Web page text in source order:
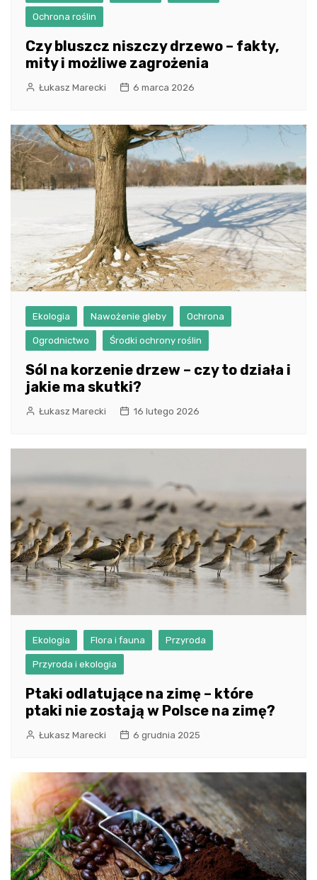
Ochrona roślin
Czy bluszcz niszczy drzewo – fakty,
mity i możliwe zagrożenia
Łukasz Marecki 6 marca 2026
Ekologia Nawożenie gleby Ochrona
Ogrodnictwo Środki ochrony roślin
Sól na korzenie drzew – czy to działa i
jakie ma skutki?
Łukasz Marecki 16 lutego 2026
Ekologia Flora i fauna Przyroda
Przyroda i ekologia
Ptaki odlatujące na zimę – które
ptaki nie zostają w Polsce na zimę?
Łukasz Marecki 6 grudnia 2025